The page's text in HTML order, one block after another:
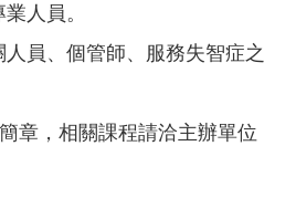
人員。
員、個管師、服務失智症之
章，相關課程請洽主辦單位